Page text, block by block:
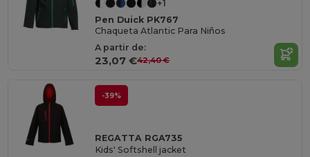
+1
Pen Duick PK767
Chaqueta Atlantic Para Niños
A partir de:
23,07 €42,40 €
-39%
REGATTA RGA735
Kids' Softshell jacket